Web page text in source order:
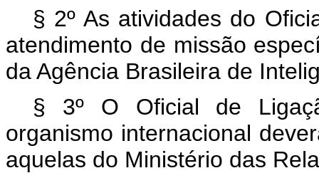
§ 2º As atividades do
atendimento de missão
da Agência Brasileira de
§ 3º O Oficial de
organismo internacional
aquelas do Ministério das